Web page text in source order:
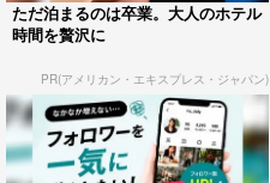
ただ泊まるのは卒業。大人のホテル
時間を贅沢に
PR(アメリカン・エキスプレス・ジャパン)